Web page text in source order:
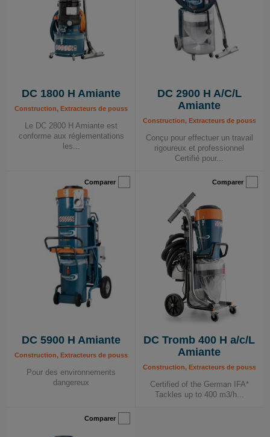
DC 1800 H Amiante
Construction, Extracteurs de poussière mobiles, Extracteurs de poussière
Le DC 2800 H Amiante est
conforme aux réglementations
les...
DC 2900 H A/C/L
Amiante
Construction, Extracteurs de
Conçu pour effectuer un travail
rigoureux et professionnel
Certifié pour...
Comparer
DC 5900 H Amiante
Construction, Extracteurs de poussière mobiles, Extracteurs de poussière
Pour des environnements
dangereux
Comparer
DC Tromb 400 H a/c/L
Amiante
Construction, Extracteurs de
Certified of the German IFA*
Tackles up to 400 m3/h...
Comparer